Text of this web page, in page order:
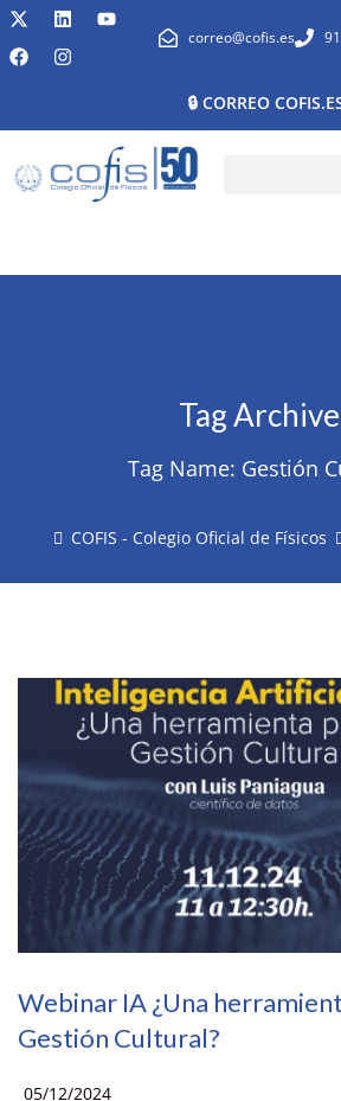
correo@cofis.es
🔒 CORREO
Tag
Tag Name: Gestión
COFIS - Colegio Oficial de Físicos
Webinar IA ¿Una
Gestión Cultural?
05/12/2024